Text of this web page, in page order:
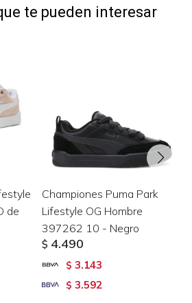
te pueden interesar
de
Championes Puma Park
Lifestyle OG Hombre
397262 10 - Negro
$ 4.490
$ 3.143
$ 3.592